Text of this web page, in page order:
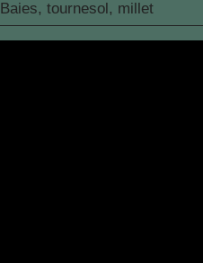
Baies, tournesol, millet